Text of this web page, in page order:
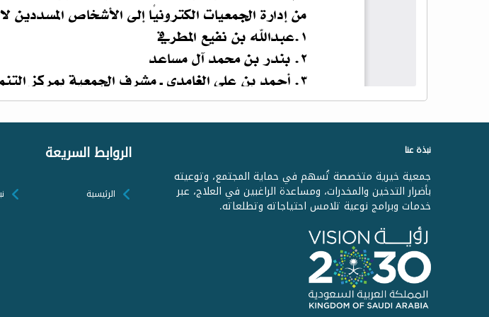
نبذة عنا
جمعية خيرية متخصصة تُسهم في حماية المجتمع، وتوعيته
بأضرار التدخين والمخدرات، ومساعدة الراغبين في العلاج، عبر
خدمات وبرامج نوعية تلامس احتياجاته وتطلعاته.
الروابط السريعة
الرئيسية